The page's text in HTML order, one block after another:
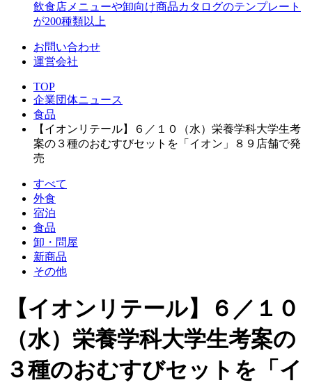
飲食店メニューや卸向け商品カタログのテンプレート
が200種類以上
お問い合わせ
運営会社
TOP
企業団体ニュース
食品
【イオンリテール】６／１０（水）栄養学科大学生考
案の３種のおむすびセットを「イオン」８９店舗で発
売
すべて
外食
宿泊
食品
卸・問屋
新商品
その他
【イオンリテール】６／１０
（水）栄養学科大学生考案の
３種のおむすびセットを「イ